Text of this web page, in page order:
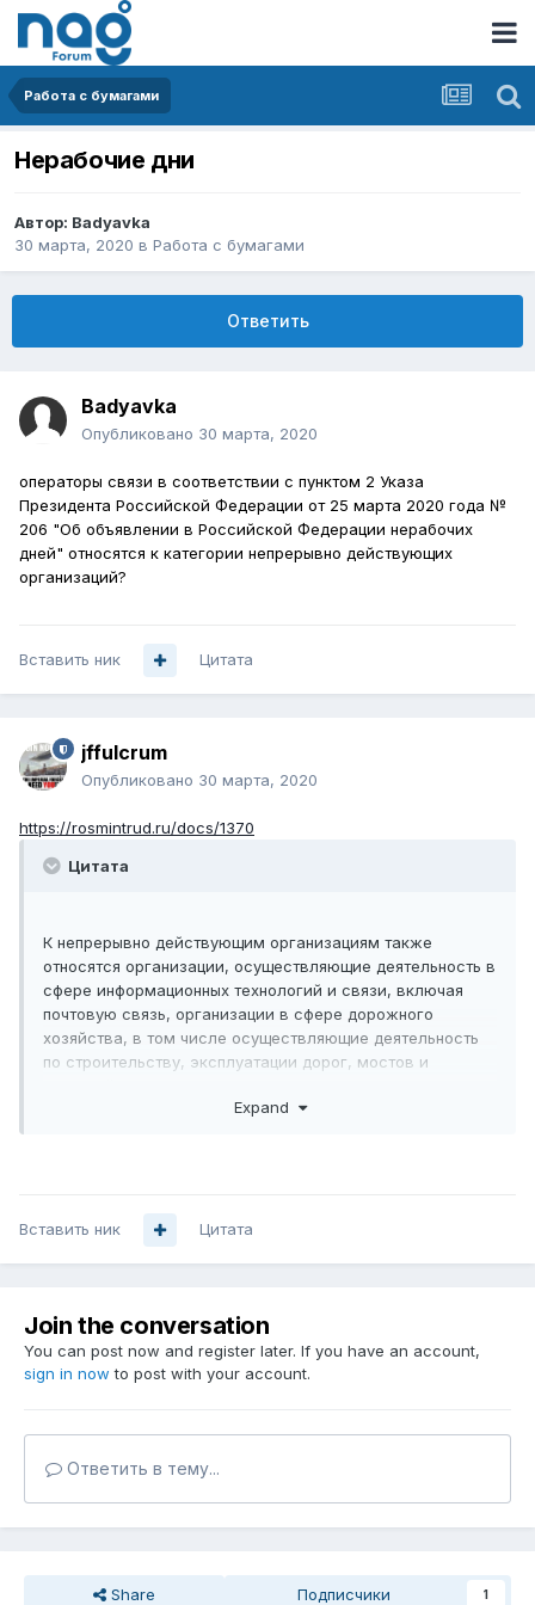
Работа с бумагами
Нерабочие дни
Автор: Badyavka
30 марта, 2020 в Работа с бумагами
Ответить
Badyavka
Опубликовано 30 марта, 2020
операторы связи в соответствии с пунктом 2 Указа
Президента Российской Федерации от 25 марта 2020 года №
206 "Об объявлении в Российской Федерации нерабочих
дней" относятся к категории непрерывно действующих
организаций?
Вставить ник Цитата
jffulcrum
Опубликовано 30 марта, 2020
https://rosmintrud.ru/docs/1370
Цитата
К непрерывно действующим организациям также
относятся организации, осуществляющие деятельность в
сфере информационных технологий и связи, включая
почтовую связь, организации в сфере дорожного
хозяйства, в том числе осуществляющие деятельность
по строительству, эксплуатации дорог, мостов и
Expand
Вставить ник Цитата
Join the conversation
You can post now and register later. If you have an account,
sign in now to post with your account.
Ответить в тему...
Share Подписчики 1